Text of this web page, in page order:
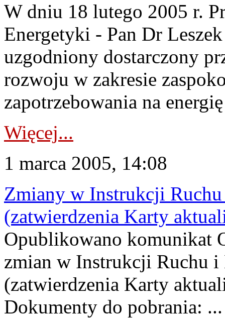
W dniu 18 lutego 2005 r.
Energetyki - Pan Dr
uzgodniony dostarczony
rozwoju w zakresie
zapotrzebowania na
Więcej...
1 marca 2005, 14:08
Zmiany w Instrukcji
(zatwierdzenia Karty
Opublikowano komunikat
zmian w Instrukcji Ruchu i
(zatwierdzenia Karty
Dokumenty do pobrania: ...